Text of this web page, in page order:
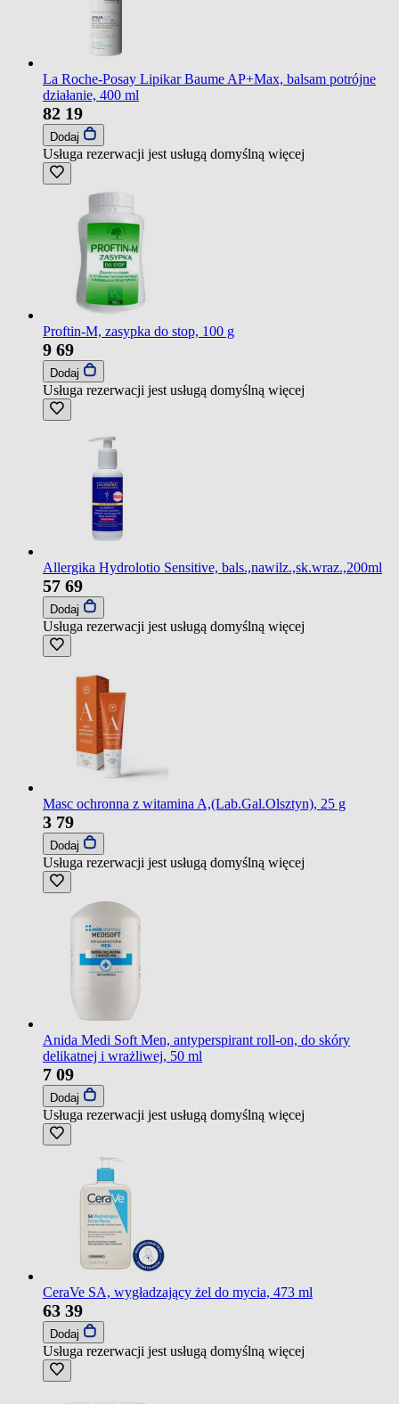
La Roche-Posay Lipikar Baume AP+Max, balsam potrójne
działanie, 400 ml
82 19
Dodaj
Usługa rezerwacji jest usługą domyślną więcej
Proftin-M, zasypka do stop, 100 g
9 69
Dodaj
Usługa rezerwacji jest usługą domyślną więcej
Allergika Hydrolotio Sensitive, bals.,nawilz.,sk.wraz.,200ml
57 69
Dodaj
Usługa rezerwacji jest usługą domyślną więcej
Masc ochronna z witamina A,(Lab.Gal.Olsztyn), 25 g
3 79
Dodaj
Usługa rezerwacji jest usługą domyślną więcej
Anida Medi Soft Men, antyperspirant roll-on, do skóry
delikatnej i wrażliwej, 50 ml
7 09
Dodaj
Usługa rezerwacji jest usługą domyślną więcej
CeraVe SA, wygładzający żel do mycia, 473 ml
63 39
Dodaj
Usługa rezerwacji jest usługą domyślną więcej